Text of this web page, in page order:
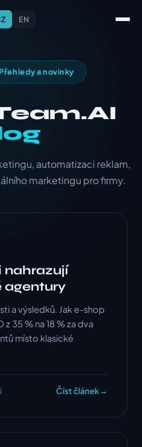
EN
a novinky
automatizaci reklam,
marketingu pro firmy.
nahrazují
agentury
a výsledků. Jak e-shop
z 35 % na 18 % za dva
místo klasické
Číst článek →